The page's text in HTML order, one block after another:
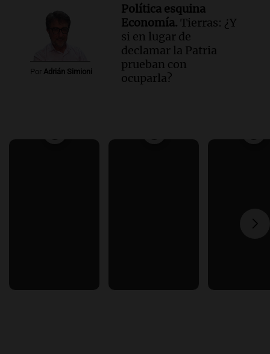
Por Adrián Simioni
Política esquina
Economía. Tierras: ¿Y
si en lugar de
declamar la Patria
prueban con
ocuparla?